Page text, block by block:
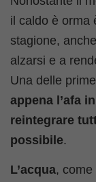
il caldo è orma
stagione,
alzarsi e a
Una delle
appena l’afa
reintegrare
possibile.
L’acqua, come